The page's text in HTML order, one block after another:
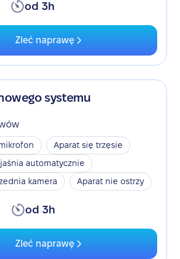
od 3h
Zleć naprawę
systemu
Aparat się trzęsie
automatycznie
kamera
Aparat nie ostrzy
od 3h
Zleć naprawę